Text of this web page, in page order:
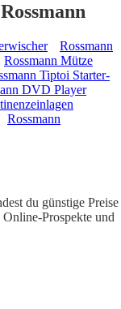
Rossmann
Rossmann Mütze
Tiptoi Starter-
DVD Player
Rossmann
du günstige Preise
Prospekte und